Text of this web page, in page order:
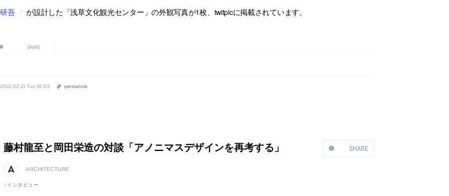
吾 が設計した「浅草文化観光センター」の外観写真が1枚、twitpicに掲載されています。
SHARE
2012.02.21 Tue 18:03 permalink
SHARE
藤村龍至と岡田栄造の対談「アノニマスデザインを再考する」
ARCHITECTURE
インタビュー